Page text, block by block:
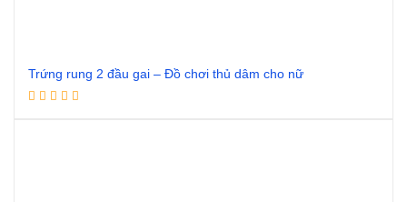
Trứng rung 2 đầu gai – Đồ chơi thủ dâm cho nữ